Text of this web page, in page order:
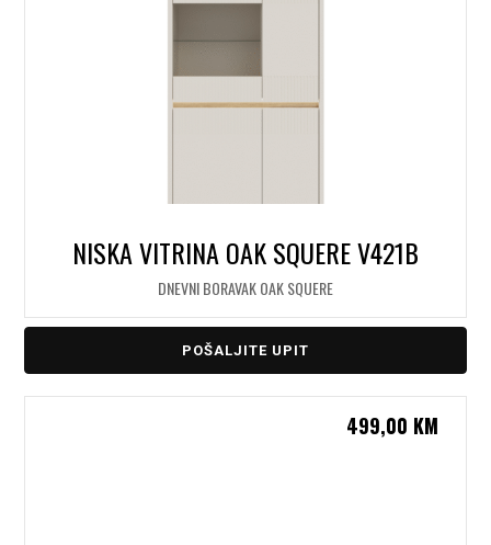
NISKA VITRINA OAK SQUERE V421B
DNEVNI BORAVAK OAK SQUERE
POŠALJITE UPIT
499,00 KM